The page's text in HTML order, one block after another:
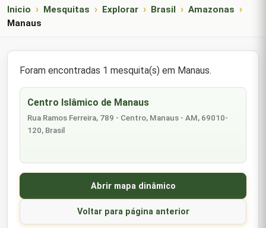
Inicio Mesquitas Explorar Brasil
Amazonas
Manaus
Foram encontradas 1 mesquita(s) em Manaus.
Centro Islâmico de Manaus
Rua Ramos Ferreira, 789 - Centro, Manaus - AM, 69010-
120, Brasil
Abrir mapa dinâmico
Voltar para página anterior